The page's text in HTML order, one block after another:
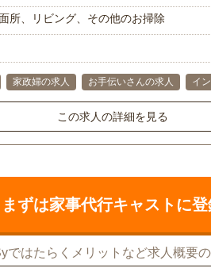
所、リビング、その他のお掃除
家政婦の求人 お手伝いさんの求人 イ
この求人の詳細を見る
まずは家事代行キャストに
ではたらくメリットなど求人概要